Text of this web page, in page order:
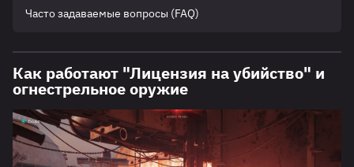
Часто задаваемые вопросы (FAQ)
Как работают "Лицензия на убийство" и
огнестрельное оружие